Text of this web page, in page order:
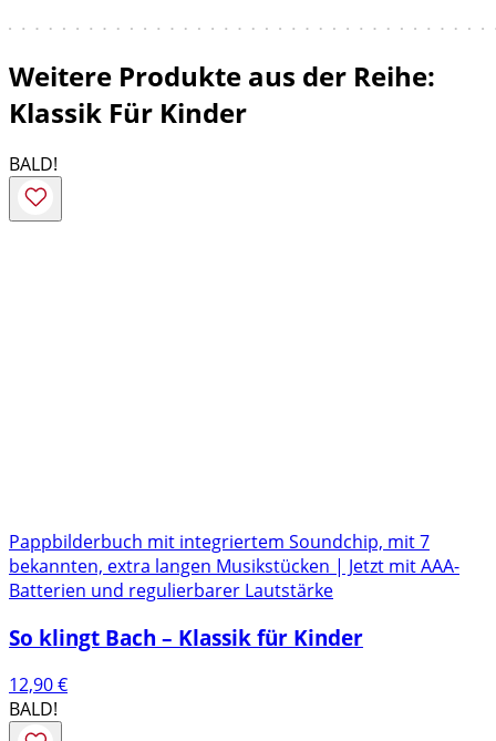
Weitere Produkte aus der Reihe:
Klassik Für Kinder
BALD!
Pappbilderbuch mit integriertem Soundchip, mit 7
bekannten, extra langen Musikstücken | Jetzt mit AAA-
Batterien und regulierbarer Lautstärke
So klingt Bach – Klassik für Kinder
12,90€
BALD!